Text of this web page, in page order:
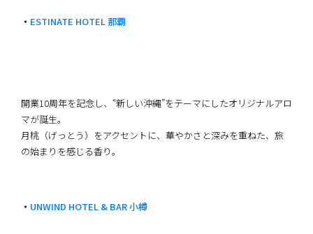
・ ESTINATE HOTEL 那覇
開業10周年を記念し、“新しい沖縄”をテーマにしたオリジナルアロ
マが誕生。
月桃（げっとう）をアクセントに、華やかさと深みを重ねた、旅
の始まりを感じる香り。
・ UNWIND HOTEL & BAR 小樽